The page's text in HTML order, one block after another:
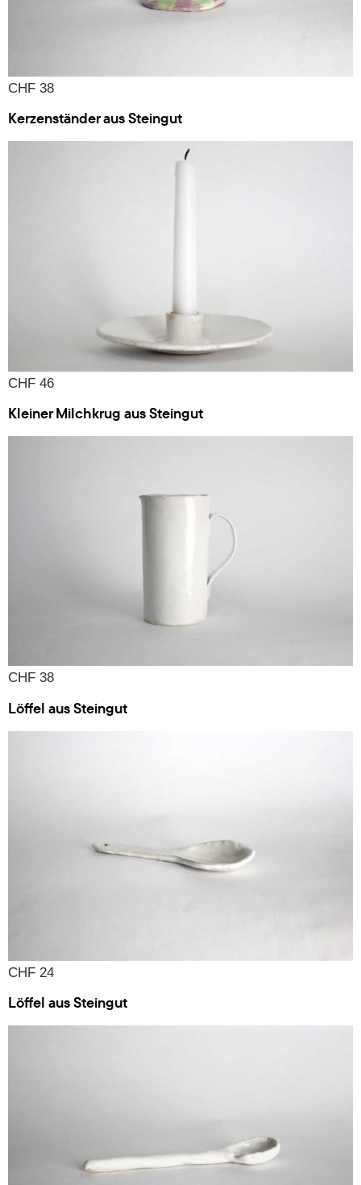
CHF 38
Kerzenständer aus Steingut
CHF 46
Kleiner Milchkrug aus Steingut
CHF 38
Löffel aus Steingut
CHF 24
Löffel aus Steingut